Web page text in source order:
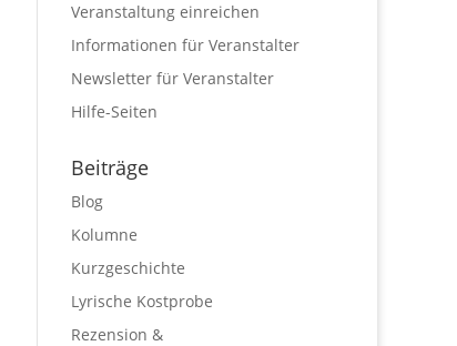
Veranstaltung einreichen
Informationen für Veranstalter
Newsletter für Veranstalter
Hilfe-Seiten
Beiträge
Blog
Kolumne
Kurzgeschichte
Lyrische Kostprobe
Rezension &